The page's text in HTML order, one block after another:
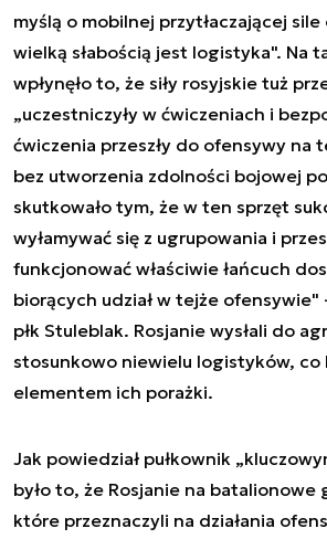
myślą o mobilnej przytłaczającej
wielką słabością jest logistyka". Na
wpłynęło to, że siły rosyjskie tuż
„uczestniczyły w ćwiczeniach i
ćwiczenia przeszły do ofensywy na
bez utworzenia zdolności bojowej
skutkowało tym, że w ten sprzęt
wyłamywać się z ugrupowania i
funkcjonować właściwie łańcuch
biorących udział w tejże ofensywie"
płk Stuleblak. Rosjanie wysłali do
stosunkowo niewielu logistyków, co
elementem ich porażki.
Jak powiedział pułkownik
było to, że Rosjanie na batalionowe
które przeznaczyli na działania